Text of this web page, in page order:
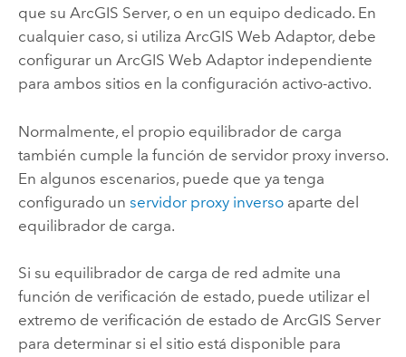
que su ArcGIS Server, o en un equipo dedicado. En
cualquier caso, si utiliza ArcGIS Web Adaptor, debe
configurar un ArcGIS Web Adaptorindependiente
para ambos sitios en la configuración activo-activo.
Normalmente, el propio equilibrador de carga
también cumple la función de servidor proxy inverso.
En algunos escenarios, puede que ya tenga
configurado un servidor proxy inversoaparte del
equilibrador de carga.
Si su equilibrador de carga de red admite una
función de verificación de estado, puede utilizar el
extremo de verificación de estado de ArcGIS Server
para determinar si el sitio está disponible para